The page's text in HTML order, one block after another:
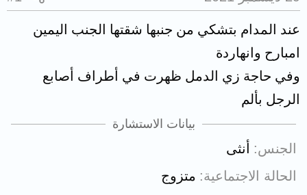
عند المدام بتشكي من جنبها شقتها الجنب اليمين
امبارح وانهاردة
وفي حاجة زي الدمل ظهرت في أطراف أصابع
الرجل بألم
بيانات الاستشارة
الجنس
أنثى
الحالة الاجتماعية
متزوج